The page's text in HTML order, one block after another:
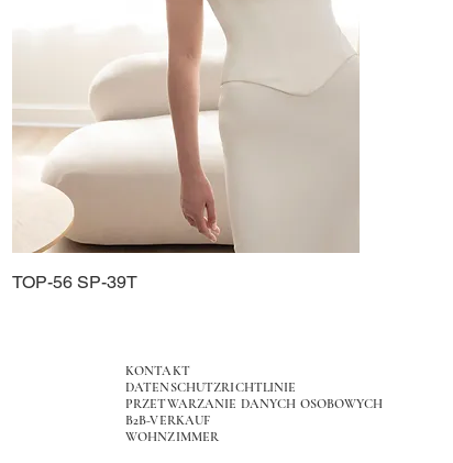
Schnellansicht
TOP-56 SP-39T
KONTAKT
DATENSCHUTZRICHTLINIE
PRZETWARZANIE DANYCH OSOBOWYCH
B2B-VERKAUF
WOHNZIMMER